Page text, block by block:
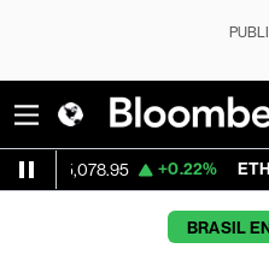
+0.22% ETH/USD
BRASIL